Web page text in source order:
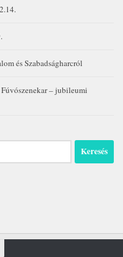
és Szabadságharcról
– jubileumi